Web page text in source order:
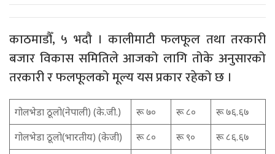
काठमाडौँ, ५ भदौ । कालीमाटी फलफूल तथा तरकारी
बजार विकास समितिले आजको लागि तोके अनुसारको
तरकारी र फलफूलको मूल्य यस प्रकार रहेको छ ।
गोलभेडा ठूलो(नेपाली) (के.जी.) रू ७० रू ८०
रू ७६.६७
गोलभेडा ठूलो(भारतीय) (केजी)
रू ८० रू ९०
रू ८६.६७